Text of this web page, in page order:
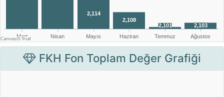
FKH Fon Toplam Değer Grafiği